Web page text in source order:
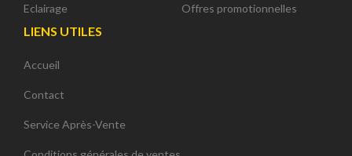
Eclairage Offres promotionnelles
LIENS UTILES
Accueil
Contact
Service Après-Vente